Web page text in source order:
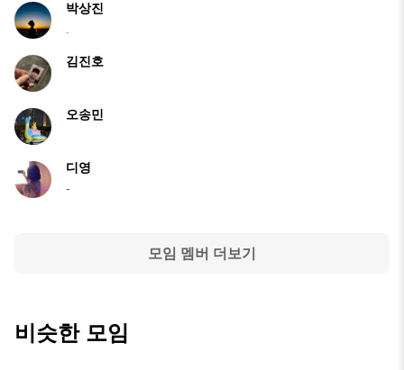
박상진
.
김진호
오송민
디영
-
모임 멤버 더보기
비슷한 모임